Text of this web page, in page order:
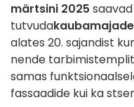
märtsini 2025
tutvuda
alates 20. sajandist
nende
samas
fassaadide kui ka